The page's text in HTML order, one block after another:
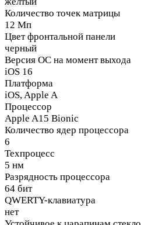
Количество точек матрицы
12 Мп
Цвет фронтальной панели
черный
Версия ОС на момент выхода
iOS 16
Платформа
iOS, Apple A
Процессор
Apple A15 Bionic
Количество ядер процессора
6
Техпроцесс
5 нм
Разрядность процессора
64 бит
QWERTY-клавиатура
нет